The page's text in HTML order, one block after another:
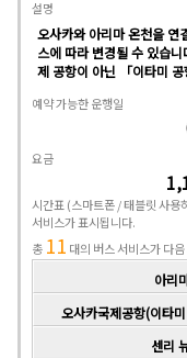
설명
오사카와 아리마 온천을 연
스에 따라 변경될 수 있습
제 공항이 아닌 「이타미
예약 가능한 운행일
요금
시간표 (스마트폰 / 태블릿 사용
서비스가 표시됩니다.
총 11 대의 버스 서비스가 다
아리
오사카국제공항(이타
센리